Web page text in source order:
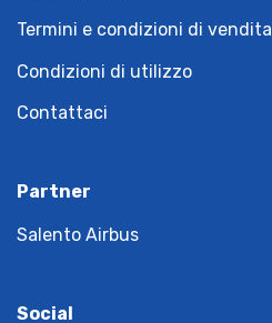
Termini e condizioni di vendita
Condizioni di utilizzo
Contattaci
Partner
Salento Airbus
Social